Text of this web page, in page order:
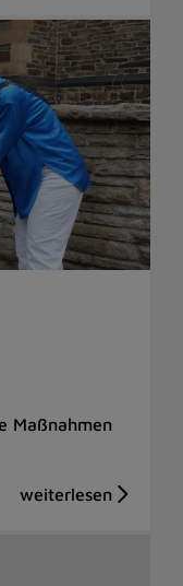
Maßnahmen